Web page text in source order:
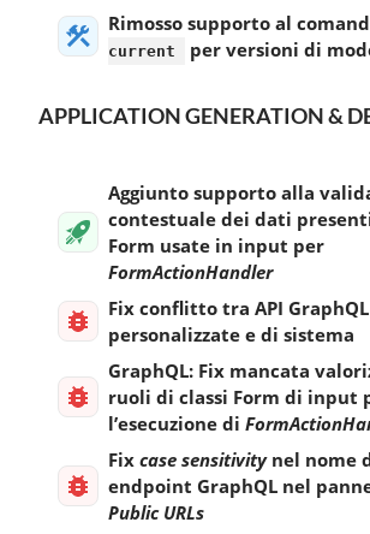
Rimosso supporto al
current
per versioni di
APPLICATION GENERATION &
Aggiunto supporto alla
contestuale dei dati
Form usate in input per
FormActionHandler
Fix conflitto tra API GraphQL
personalizzate e di sistema
GraphQL: Fix mancata
ruoli di classi Form di input
l’esecuzione di
Fix case sensitivitynel nome
endpoint GraphQL nel
Public URLs